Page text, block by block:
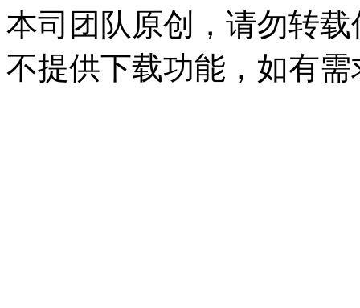
本司团队原创，请勿转
不提供下载功能，如有